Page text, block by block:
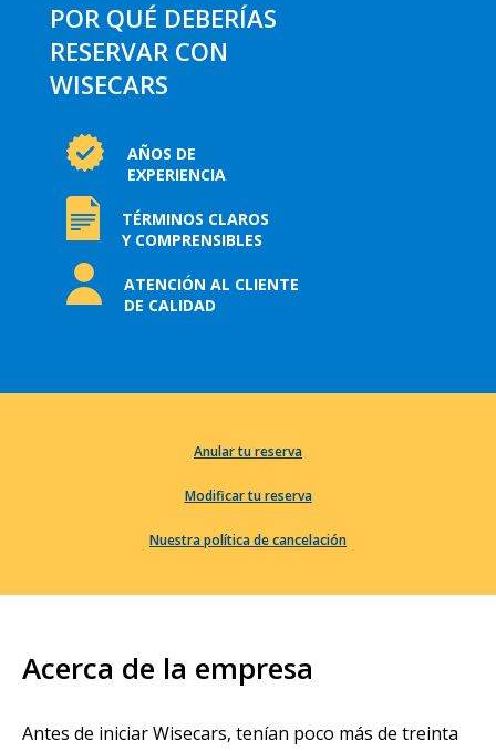
POR QUÉ DEBERÍAS
RESERVAR CON
WISECARS
AÑOS DE
EXPERIENCIA
TÉRMINOS CLAROS
Y COMPRENSIBLES
ATENCIÓN AL CLIENTE
DE CALIDAD
Anular tu reserva
Modificar tu reserva
Nuestra política de cancelación
Acerca de la empresa
Antes de iniciar Wisecars, tenían poco más de treinta